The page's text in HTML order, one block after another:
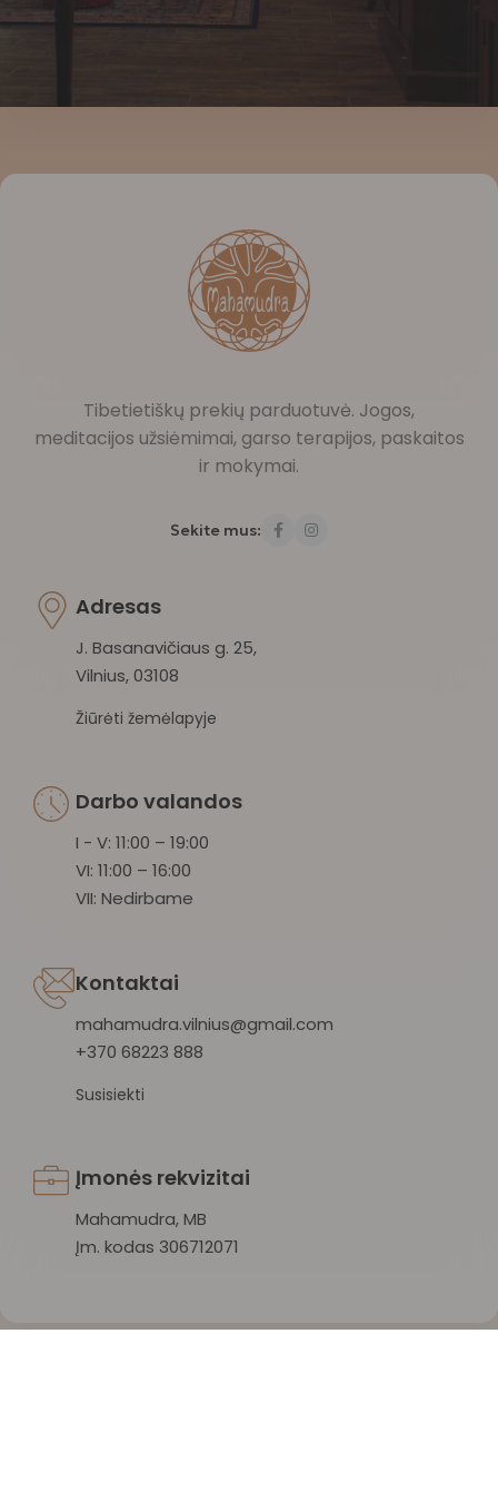
Tibetietiškų prekių parduotuvė. Jogos,
meditacijos užsiėmimai, garso terapijos, paskaitos
ir mokymai.
Sekite mus:
Adresas
J. Basanavičiaus g. 25,
Vilnius, 03108
Žiūrėti žemėlapyje
Darbo valandos
I - V: 11:00 – 19:00
VI: 11:00 – 16:00
VII: Nedirbame
Kontaktai
mahamudra.vilnius@gmail.com
+370 68223 888
Susisiekti
Įmonės rekvizitai
Mahamudra, MB
Įm. kodas 306712071